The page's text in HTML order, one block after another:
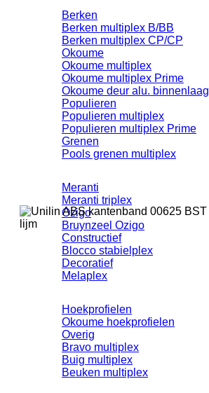
Berken
Berken multiplex B/BB
Berken multiplex CP/CP
Okoume
Okoume multiplex
Okoume multiplex Prime
Okoume deur alu. binnenlaag
Populieren
Populieren multiplex
Populieren multiplex Prime
Grenen
Pools grenen multiplex
Meranti
Meranti triplex
Ozigo
Bruynzeel Ozigo
Constructief
Blocco stabielplex
Decoratief
Melaplex
Hoekprofielen
Okoume hoekprofielen
Overig
Bravo multiplex
Buig multiplex
Beuken multiplex